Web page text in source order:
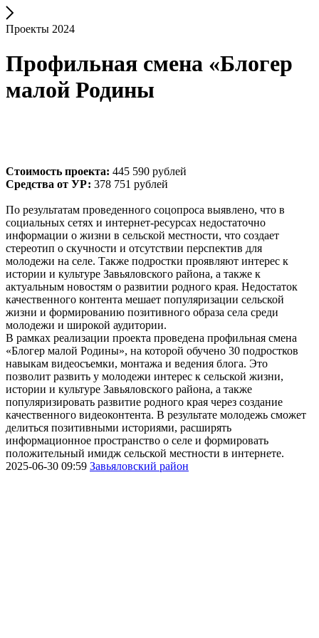
Проекты 2024
Профильная смена «Блогер
малой Родины
Стоимость проекта: 445 590 рублей
Средства от УР: 378 751 рублей
По результатам проведенного соцопроса выявлено, что в
социальных сетях и интернет-ресурсах недостаточно
информации о жизни в сельской местности, что создает
стереотип о скучности и отсутствии перспектив для
молодежи на селе. Также подростки проявляют интерес к
истории и культуре Завьяловского района, а также к
актуальным новостям о развитии родного края. Недостаток
качественного контента мешает популяризации сельской
жизни и формированию позитивного образа села среди
молодежи и широкой аудитории.
В рамках реализации проекта проведена профильная смена
«Блогер малой Родины», на которой обучено 30 подростков
навыкам видеосъемки, монтажа и ведения блога. Это
позволит развить у молодежи интерес к сельской жизни,
истории и культуре Завьяловского района, а также
популяризировать развитие родного края через создание
качественного видеоконтента. В результате молодежь сможет
делиться позитивными историями, расширять
информационное пространство о селе и формировать
положительный имидж сельской местности в интернете.
2025-06-30 09:59 Завьяловский район